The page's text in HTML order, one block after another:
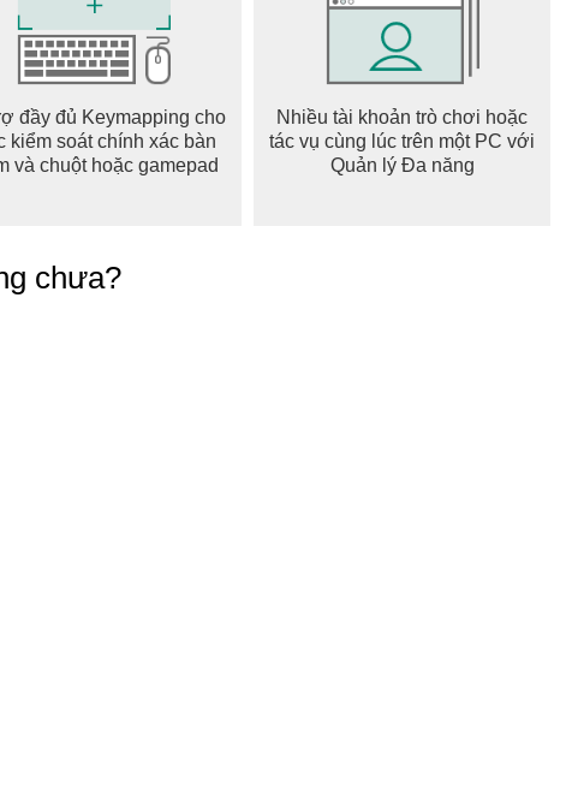
biến mất khỏi bản đồ với Chế Độ Tàng Hình.
riêng tư nhất của bạn khi họ chia sẻ vị trí với bạn.
lân cận hoặc trên toàn thế giới!
khắc đáng nhớ của bạn.
để xem những khoảnh khắc các bạn lưu lại cùng nhau.
bạn với Huy Hiệu — xem các bạn đã làm bạn được bao lâu,
đầy đủ Keymapping cho
kiểm soát chính xác bàn
và chuột hoặc gamepad
Nhiều tài khoản trò chơi hoặc
tác vụ cùng lúc trên một PC với
Quản lý Đa năng
chưa?